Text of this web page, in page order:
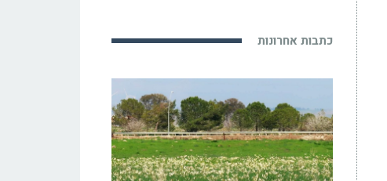
כתבות אחרונות